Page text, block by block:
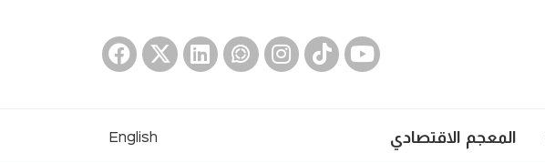
المعجم الاقتصادي English